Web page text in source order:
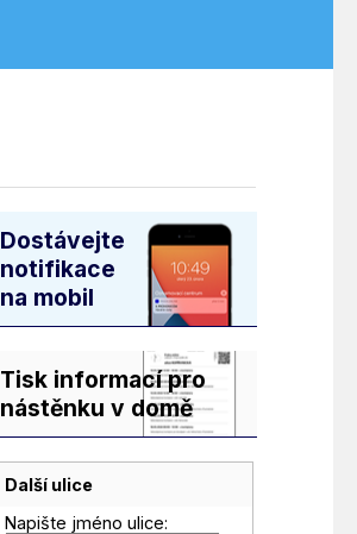
Dostávejte
notifikace
na mobil
Tisk informací pro
nástěnku v domě
Další ulice
Napište jméno ulice: